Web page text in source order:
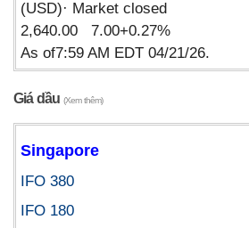
(USD)· Market closed
2,640.00 7.00+0.27%
As of7:59 AM EDT 04/21/26.
Giá dầu (Xem thêm)
Singapore
IFO 380
IFO 180